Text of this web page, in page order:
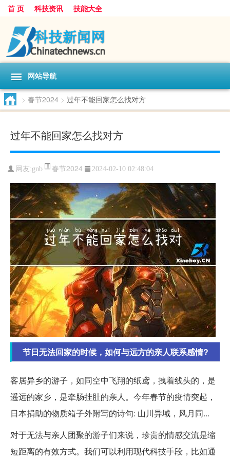
首 页 科技资讯 技能大全
网站导航
> 春节2024 > 过年不能回家怎么找对方
过年不能回家怎么找对方
网友:gnb 春节2024 2024-02-10 02:48:04
节日无法回家的时候，如何与远方的亲人联系感情?
客居异乡的游子，如同空中飞翔的纸鸢，拽着线头的，是
遥远的家乡，是牵肠挂肚的亲人。今年春节的疫情突起，
日本捐助的物质箱子外附写的诗句: 山川异域，风月同...
对于无法与亲人团聚的游子们来说，珍贵的情感交流是缩
短距离的有效方式。我们可以利用现代科技手段，比如通